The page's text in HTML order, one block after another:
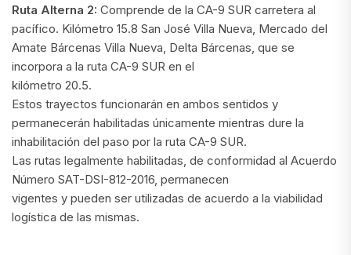
Ruta Alterna 2: Comprende de la CA-9 SUR carretera al
pacífico. Kilómetro 15.8 San José Villa Nueva, Mercado del
Amate Bárcenas Villa Nueva, Delta Bárcenas, que se
incorpora a la ruta CA-9 SUR en el
kilómetro 20.5.
Estos trayectos funcionarán en ambos sentidos y
permanecerán habilitadas únicamente mientras dure la
inhabilitación del paso por la ruta CA-9 SUR.
Las rutas legalmente habilitadas, de conformidad al Acuerdo
Número SAT-DSI-812-2016, permanecen
vigentes y pueden ser utilizadas de acuerdo a la viabilidad
logística de las mismas.